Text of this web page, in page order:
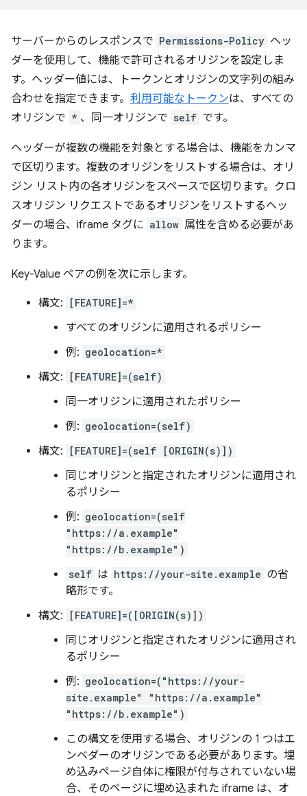
サーバーからのレスポンスで Permissions-Policy ヘッ
ダーを使用して、機能で許可されるオリジンを設定しま
す。ヘッダー値には、トークンとオリジンの文字列の組み
合わせを指定できます。 利用可能なトークンは、すべての
オリジンで * 、同一オリジンで self です。
ヘッダーが複数の機能を対象とする場合は、機能をカンマ
で区切ります。複数のオリジンをリストする場合は、オリ
ジン リスト内の各オリジンをスペースで区切ります。クロ
スオリジン リクエストであるオリジンをリストするヘッ
ダーの場合、iframe タグに allow 属性を含める必要があ
ります。
Key-Value ペアの例を次に示します。
構文: [FEATURE]=*
すべてのオリジンに適用されるポリシー
例: geolocation=*
構文: [FEATURE]=(self)
同一オリジンに適用されたポリシー
例: geolocation=(self)
構文: [FEATURE]=(self [ORIGIN(s)])
同じオリジンと指定されたオリジンに適用され
るポリシー
例: geolocation=(self
"https://a.example"
"https://b.example")
self は https://your-site.example の省
略形です。
構文:
[FEATURE]=([ORIGIN(s)])
同じオリジンと指定されたオリジンに適用され
るポリシー
例: geolocation=("https://your-
site.example" "https://a.example"
"https://b.example")
この構文を使用する場合、オリジンの 1 つはエ
ンベダーのオリジンである必要があります。埋
め込みページ自体に権限が付与されていない場
合、そのページに埋め込まれた iframe は、オ